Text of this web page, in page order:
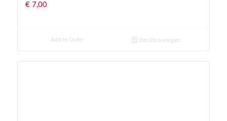
€7,00
Add to Order Details anzeigen